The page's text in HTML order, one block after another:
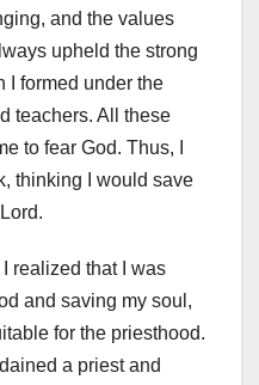
and the values
upheld the strong
I formed under the
teachers. All these
to fear God. Thus, I
thinking I would save
realized that I was
and saving my soul,
for the priesthood.
a priest and